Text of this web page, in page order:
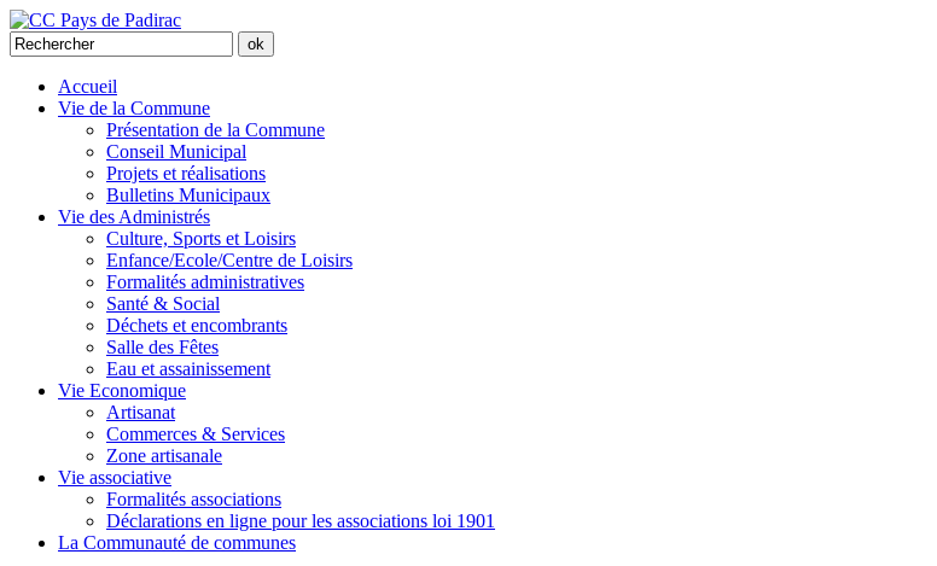
Accueil
Vie de la Commune
Présentation de la Commune
Conseil Municipal
Projets et réalisations
Bulletins Municipaux
Vie des Administrés
Culture, Sports et Loisirs
Enfance/Ecole/Centre de Loisirs
Formalités administratives
Santé & Social
Déchets et encombrants
Salle des Fêtes
Eau et assainissement
Vie Economique
Artisanat
Commerces & Services
Zone artisanale
Vie associative
Formalités associations
Déclarations en ligne pour les associations loi 1901
La Communauté de communes